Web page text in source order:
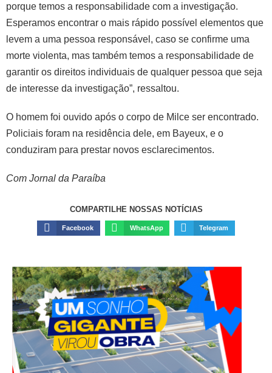
porque temos a responsabilidade com a investigação.
Esperamos encontrar o mais rápido possível elementos que
levem a uma pessoa responsável, caso se confirme uma
morte violenta, mas também temos a responsabilidade de
garantir os direitos individuais de qualquer pessoa que seja
de interesse da investigação”, ressaltou.
O homem foi ouvido após o corpo de Milce ser encontrado.
Policiais foram na residência dele, em Bayeux, e o
conduziram para prestar novos esclarecimentos.
Com Jornal da Paraíba
COMPARTILHE NOSSAS NOTÍCIAS
Facebook WhatsApp Telegram